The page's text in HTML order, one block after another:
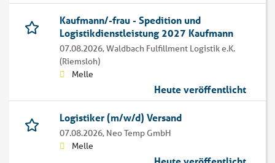
Kaufmann/-frau - Spedition und
Logistikdienstleistung 2027 Kaufmann
07.08.2026,Waldbach Fulfillment Logistik e.K.
(Riemsloh)
Melle
Heute veröffentlicht
Logistiker (m/w/d) Versand
07.08.2026, Neo Temp GmbH
Melle